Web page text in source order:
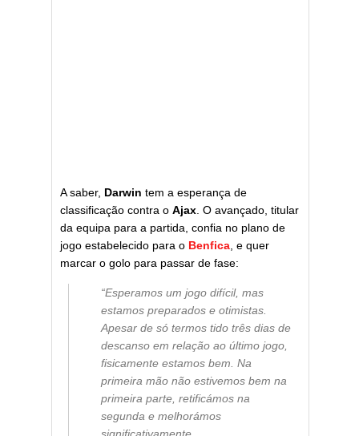
A saber, Darwin tem a esperança de
classificação contra o Ajax . O avançado, titular
da equipa para a partida, confia no plano de
jogo estabelecido para o Benfica , e quer
marcar o golo para passar de fase:
“Esperamos um jogo difícil, mas
estamos preparados e otimistas.
Apesar de só termos tido três dias de
descanso em relação ao último jogo,
fisicamente estamos bem. Na
primeira mão não estivemos bem na
primeira parte, retificámos na
segunda e melhorámos